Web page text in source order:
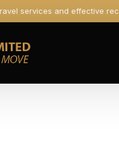
services and effective